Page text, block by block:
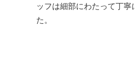
ッフは細部にわたって丁寧
た。